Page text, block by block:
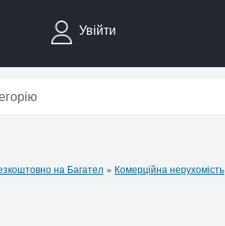
Увійти
на Багател » Комерційна нерухомість